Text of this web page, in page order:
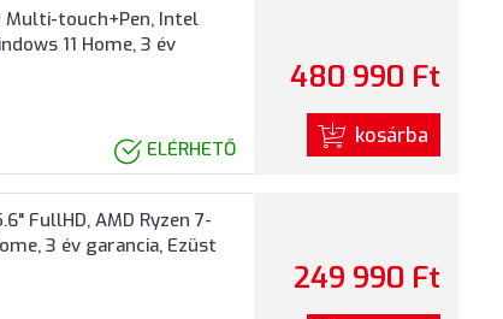
Multi-touch+Pen, Intel
11 Home, 3 év
ELÉRHETŐ
480 990 Ft
kosárba
FullHD, AMD Ryzen 7-
3 év garancia, Ezüst
249 990 Ft